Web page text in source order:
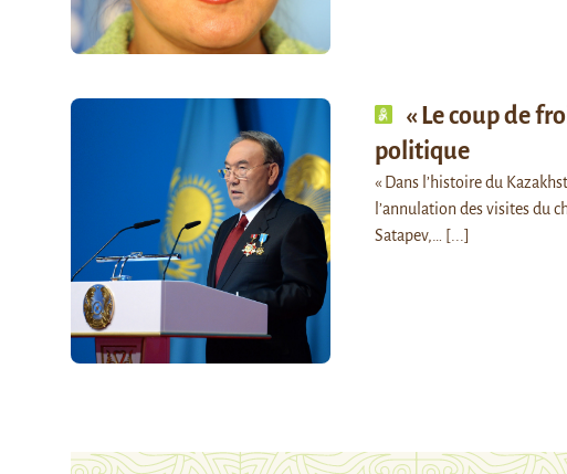
« Le coup de
politique
« Dans l’histoire du
l’annulation des visites du
Satapev,…
[...]